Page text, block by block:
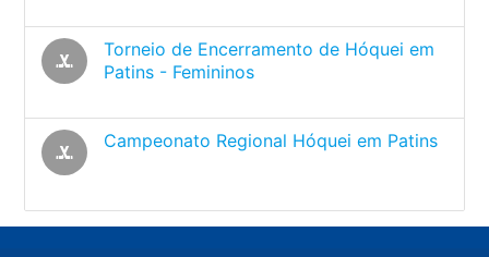
sports_hockey
Torneio de Encerramento de Hóquei em
Patins - Femininos
sports_hockey
Campeonato Regional Hóquei em Patins